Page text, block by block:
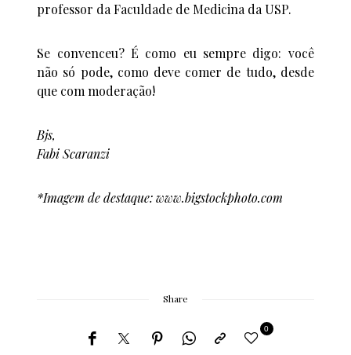
professor da Faculdade de Medicina da USP.
Se convenceu? É como eu sempre digo: você
não só pode, como deve comer de tudo, desde
que com moderação!
Bjs,
Fabi Scaranzi
*Imagem de destaque: www.bigstockphoto.com
Share
0